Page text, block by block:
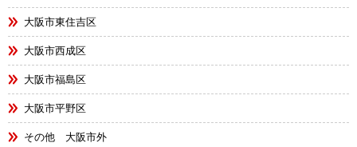
大阪市東住吉区
大阪市西成区
大阪市福島区
大阪市平野区
その他 大阪市外